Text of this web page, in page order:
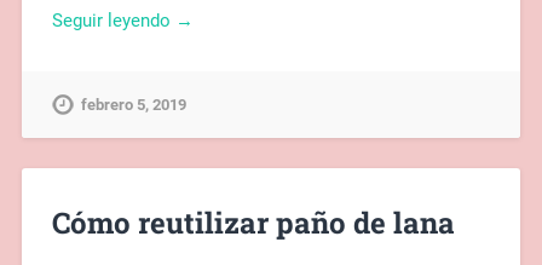
Seguir leyendo →
febrero 5, 2019
Cómo reutilizar paño de lana